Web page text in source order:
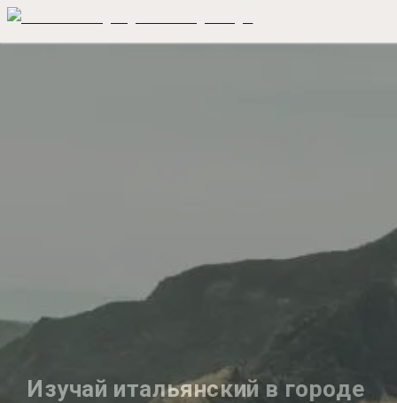
Изучай итальянский в городе